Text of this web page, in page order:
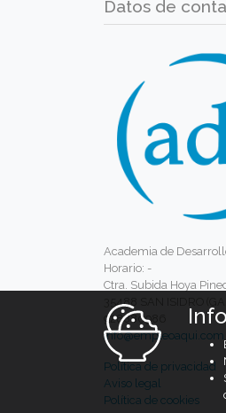
Datos de
Academia de
Horario: -
Ctra. Subida Hoya
35488 SAN ISIDRO
928880986
info@empleoaqui.com
Política de privacidad
Aviso legal
Política de cookies